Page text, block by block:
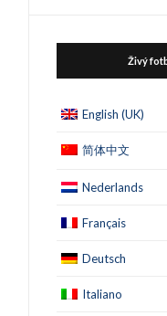
Živý
English (UK)
简体中文
Nederlands
Français
Deutsch
Italiano